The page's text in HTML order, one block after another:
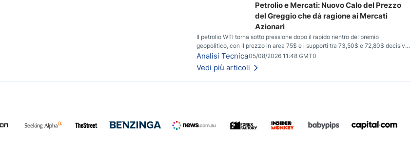
Petrolio e Mercati: Nuovo Calo del Prezzo
del Greggio che dà ragione ai Mercati
Azionari
Il petrolio WTI torna sotto pressione dopo il rapido rientro del premio
geopolitico, con il prezzo in area 75$ e i supporti tra 73,50$ e 72,80$ decisivi
per capire se il ribasso potrà estendersi verso quota 70$.
Analisi Tecnica05/08/2026 11:48 GMT0
Vedi più articoli